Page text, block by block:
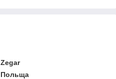
Zegar
Польща